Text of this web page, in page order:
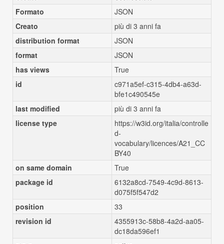
Formato
JSON
Creato
più di 3 anni fa
distribution format
JSON
format
JSON
has views
True
id
c971a5ef-c315-4db4-a63d-
bfe1c490545e
last modified
più di 3 anni fa
license type
https://w3id.org/italia/controlle
d-
vocabulary/licences/A21_CC
BY40
on same domain
True
package id
6132a8cd-7549-4c9d-8613-
d075f5f547d2
position
33
revision id
4355913c-58b8-4a2d-aa05-
dc18da596ef1